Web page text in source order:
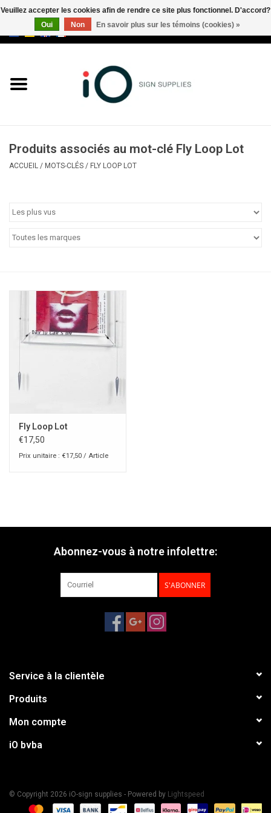
Marques
Appelez-nous au +32 3 353 67
Produits associés au mot-clé Fly Loop Lot
ACCUEIL / MOTS-CLÉS / FLY LOOP LOT
Fly Loop Lot
€17,50
Prix unitaire : €17,50 / Article
Abonnez-vous à notre infolettre:
S'ABONNER
Service à la clientèle
Produits
Mon compte
iO bvba
© Copyright 2026 iO-sign supplies - Powered by Lightspeed
Veuillez accepter les cookies afin de rendre ce site plus fonctionnel. D'accord?
Oui
Non En savoir plus sur les témoins (cookies) »